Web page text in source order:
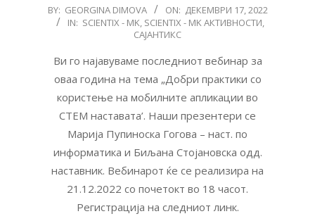
2022-
12-
BY: GEORGINA DIMOVA ON: ДЕКЕМВРИ 17, 2022
IN: SCIENTIX - MK, SCIENTIX - MK АКТИВНОСТИ,
САЈАНТИКС
Ви го најавуваме последниот вебинар за
оваа година на тема „Добри практики со
користење на мобилните апликации во
СТЕМ наставата’. Наши презентери се
Марија Пупиноска Гогова – наст. по
информатика и Биљана Стојановска одд.
наставник. Вебинарот ќе се реализира на
21.12.2022 со почетокт во 18 часот.
Регистрација на следниот линк.